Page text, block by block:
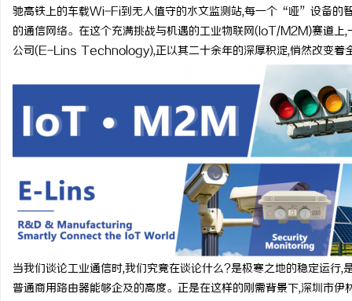
驰高铁上的车载Wi-Fi到无人值守的水文监测站,每一个“哑”设备的
的通信网络。在这个充满挑战与机遇的工业物联网(IoT/M2M)赛道
公司(E-Lins Technology),正以其二十余年的深厚积淀,悄然改变着
当我们谈论工业通信时,我们究竟在谈论什么?是极寒之地的稳定运行
普通商用路由器能够企及的高度。正是在这样的刚需背景下,深圳市